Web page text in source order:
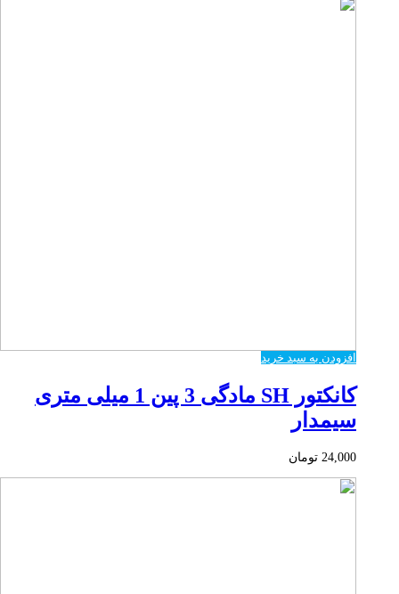
افزودن به سبد خرید
کانکتور SH مادگی 3 پین 1 میلی متری
سیمدار
24,000 تومان